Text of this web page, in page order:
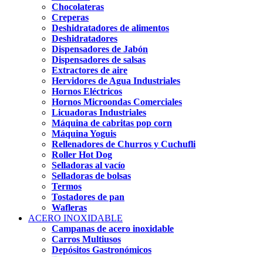
Chocolateras
Creperas
Deshidratadores de alimentos
Deshidratadores
Dispensadores de Jabón
Dispensadores de salsas
Extractores de aire
Hervidores de Agua Industriales
Hornos Eléctricos
Hornos Microondas Comerciales
Licuadoras Industriales
Máquina de cabritas pop corn
Máquina Yoguis
Rellenadores de Churros y Cuchufli
Roller Hot Dog
Selladoras al vacío
Selladoras de bolsas
Termos
Tostadores de pan
Wafleras
ACERO INOXIDABLE
Campanas de acero inoxidable
Carros Multiusos
Depósitos Gastronómicos